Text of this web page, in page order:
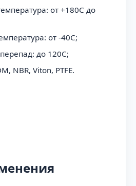
от +180C до
от -40C;
до 120C;
NBR, Viton, PTFE.